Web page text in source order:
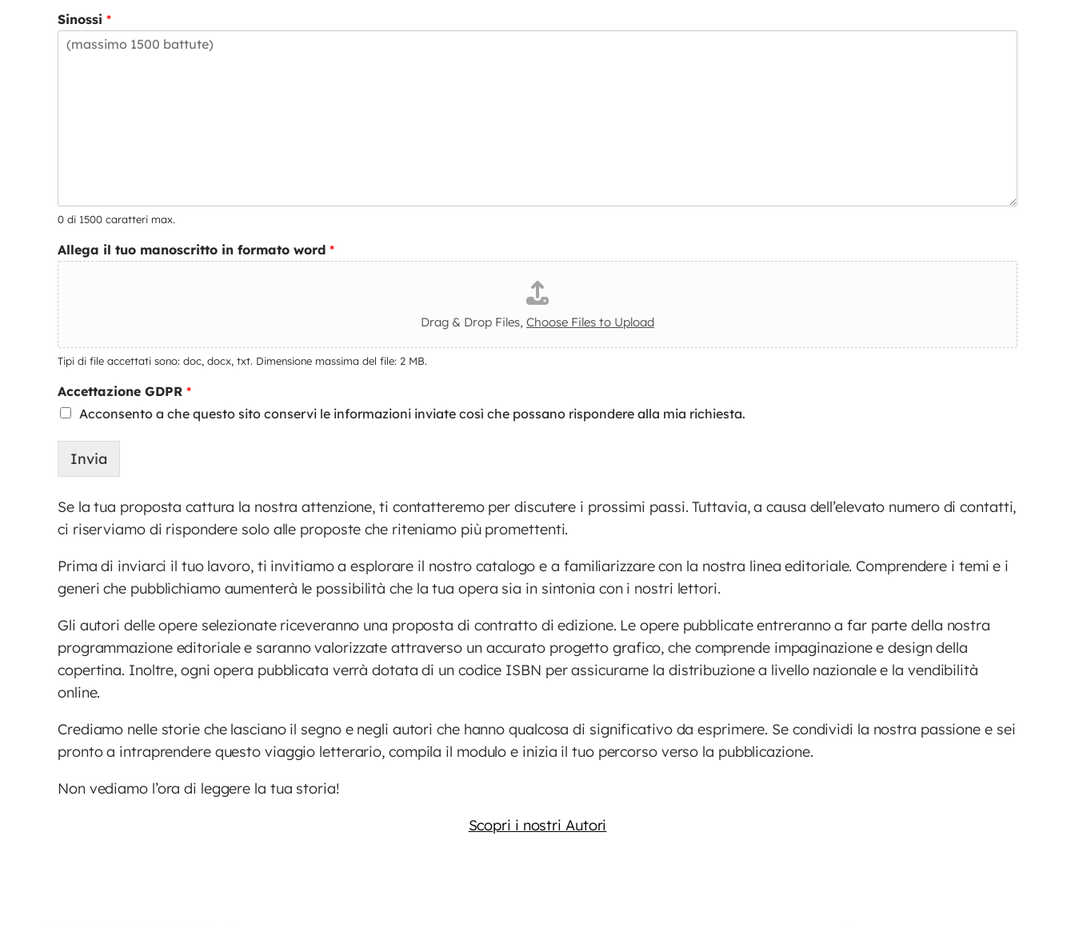
Sinossi *
0 di 1500 caratteri max.
Allega il tuo manoscritto in formato word *
Drag & Drop Files, Choose Files to Upload
Tipi di file accettati sono: doc, docx, txt. Dimensione massima del file: 2 MB.
Accettazione GDPR *
Acconsento a che questo sito conservi le informazioni inviate così che possano rispondere alla mia richiesta.
Invia
Se la tua proposta cattura la nostra attenzione, ti contatteremo per discutere i prossimi passi. Tuttavia, a causa dell’elevato numero di contatti,
ci riserviamo di rispondere solo alle proposte che riteniamo più promettenti.
Prima di inviarci il tuo lavoro, ti invitiamo a esplorare il nostro catalogo e a familiarizzare con la nostra linea editoriale. Comprendere i temi e i
generi che pubblichiamo aumenterà le possibilità che la tua opera sia in sintonia con i nostri lettori.
Gli autori delle opere selezionate riceveranno una proposta di contratto di edizione. Le opere pubblicate entreranno a far parte della nostra
programmazione editoriale e saranno valorizzate attraverso un accurato progetto grafico, che comprende impaginazione e design della
copertina. Inoltre, ogni opera pubblicata verrà dotata di un codice ISBN per assicurarne la distribuzione a livello nazionale e la vendibilità
online.
Crediamo nelle storie che lasciano il segno e negli autori che hanno qualcosa di significativo da esprimere. Se condividi la nostra passione e sei
pronto a intraprendere questo viaggio letterario, compila il modulo e inizia il tuo percorso verso la pubblicazione.
Non vediamo l’ora di leggere la tua storia!
Scopri i nostri Autori